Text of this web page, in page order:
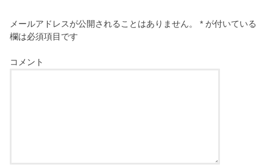
メールアドレスが公開されることはありません。 * が付いている
欄は必須項目です
コメント